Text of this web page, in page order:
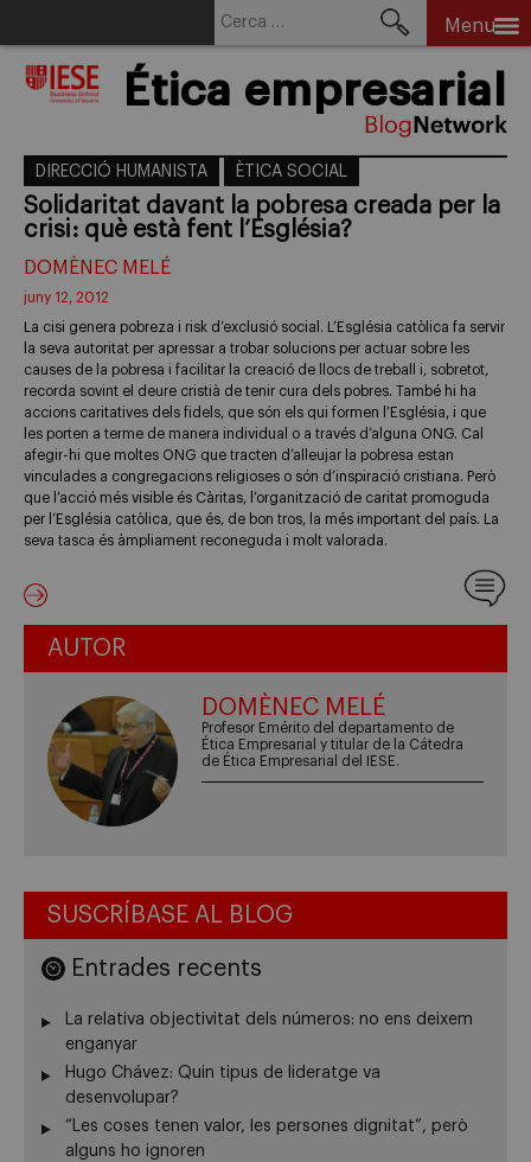
Menu
Ética empresarial
DIRECCIÓ HUMANISTA ÈTICA SOCIAL
Solidaritat davant la pobresa creada per la
crisi: què està fent l’Església?
DOMÈNEC MELÉ
juny 12, 2012
La cisi genera pobreza i risk d’exclusió social. L’Església catòlica fa servir
la seva autoritat per apressar a trobar solucions per actuar sobre les
causes de la pobresa i facilitar la creació de llocs de treball i, sobretot,
recorda sovint el deure cristià de tenir cura dels pobres. També hi ha
accions caritatives dels fidels, que són els qui formen l’Església, i que
les porten a terme de manera individual o a través d’alguna ONG. Cal
afegir-hi que moltes ONG que tracten d’alleujar la pobresa estan
vinculades a congregacions religioses o són d’inspiració cristiana. Però
que l’acció més visible és Càritas, l’organització de caritat promoguda
per l’Església catòlica, que és, de bon tros, la més important del país. La
seva tasca és àmpliament reconeguda i molt valorada.
AUTOR
DOMÈNEC MELÉ
Profesor Emérito del departamento de
Ética Empresarial y titular de la Cátedra
de Ética Empresarial del IESE.
SUSCRÍBASE AL BLOG
Entrades recents
La relativa objectivitat dels números: no ens deixem
enganyar
Hugo Chávez: Quin tipus de lideratge va
desenvolupar?
“Les coses tenen valor, les persones dignitat”, però
alguns ho ignoren